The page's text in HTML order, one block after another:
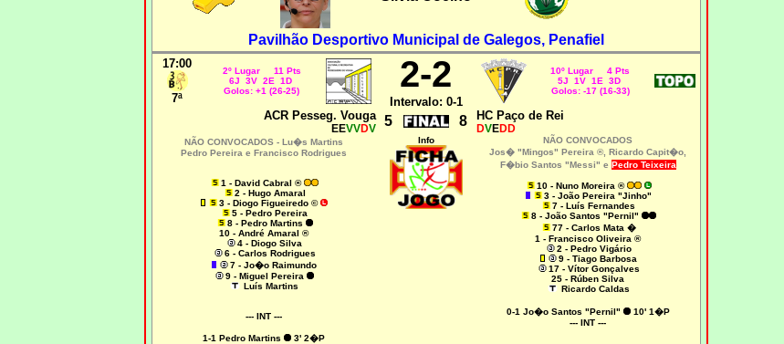
Pavilhão Desportivo Municipal de Galegos, Penafiel
17:00
7ª
2º Lugar 11 Pts
6J 3V 2E 1D
Golos: +1 (26-25)
2-2
Intervalo: 0-1
10º Lugar 4 Pts
5J 1V 1E 3D
Golos: -17 (16-33)
ACR Pesseg. Vouga
EEVVDV 5 8 HC Paço de Rei
DVEDD
NÃO CONVOCADOS - Lu�s Martins
Pedro Pereira e Francisco Rodrigues
1 - David Cabral ®
2 - Hugo Amaral
3 - Diogo Figueiredo ©
5 - Pedro Pereira
8 - Pedro Martins
10 - André Amaral ®
4 - Diogo Silva
6 - Carlos Rodrigues
7 - Jo�o Raimundo
9 - Miguel Pereira
Luís Martins
--- INT ---
1-1 Pedro Martins
3' 2�P
Info
NÃO CONVOCADOS
Jos� "Mingos" Pereira ® Ricardo Capit�o,
F�bio Santos "Messi" e Pedro Teixeira
10 - Nuno Moreira ®
3 - João Pereira "Jinho"
7 - Luís Fernandes
8 - João Santos "Pernil"
77 - Carlos Mata �
1 - Francisco Oliveira ®
2 - Pedro Vigário
9 - Tiago Barbosa
17 - Vítor Gonçalves
25 - Rúben Silva
Ricardo Caldas
0-1 Jo�o Santos "Pernil"
10' 1�P
--- INT ---